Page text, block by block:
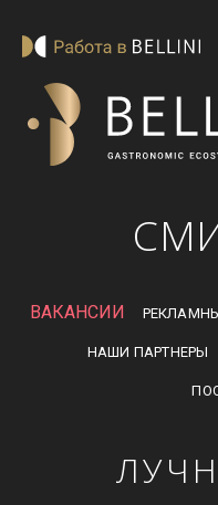
ВАКАНСИИ
НАШИ ПАРТНЕРЫ